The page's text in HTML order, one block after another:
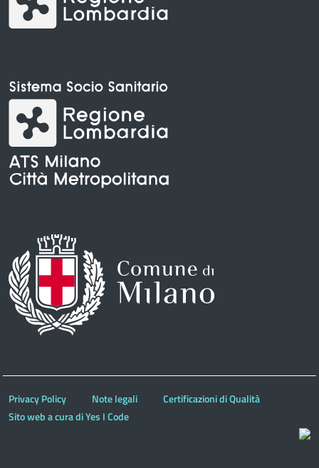
Privacy Policy Note legali
Certificazioni di Qualità
Sito web a cura di Yes I Code